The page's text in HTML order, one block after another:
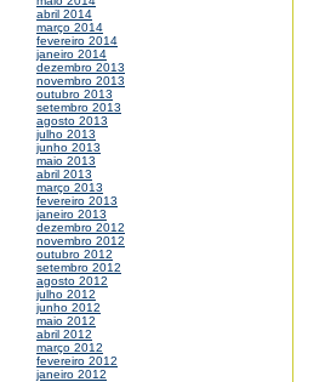
abril 2014
março 2014
fevereiro 2014
janeiro 2014
dezembro 2013
novembro 2013
outubro 2013
setembro 2013
agosto 2013
julho 2013
junho 2013
maio 2013
abril 2013
março 2013
fevereiro 2013
janeiro 2013
dezembro 2012
novembro 2012
outubro 2012
setembro 2012
agosto 2012
julho 2012
junho 2012
maio 2012
abril 2012
março 2012
fevereiro 2012
janeiro 2012